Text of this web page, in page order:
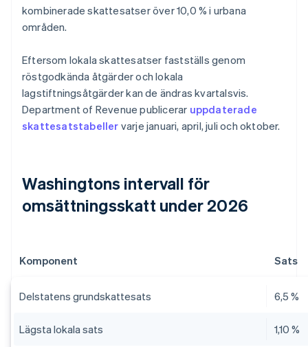
kombinerade skattesatser över 10,0 % i urbana
områden.
Eftersom lokala skattesatser fastställs genom
röstgodkända åtgärder och lokala
lagstiftningsåtgärder kan de ändras kvartalsvis.
Department of Revenue publicerar uppdaterade
skattesatstabeller varje januari, april, juli och oktober.
Washingtons intervall för
omsättningsskatt under 2026
Komponent Sats
Delstatens grundskattesats 6,5 %
Lägsta lokala sats 1,10 %